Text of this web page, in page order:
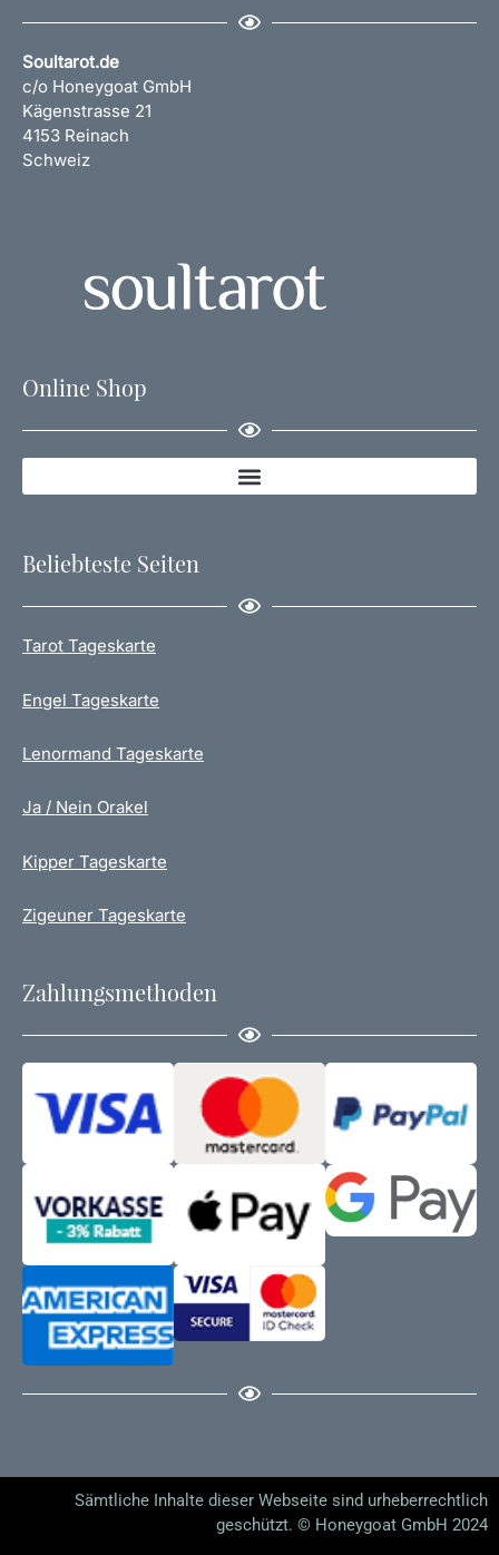
Soultarot.de
c/o Honeygoat GmbH
Kägenstrasse 21
4153 Reinach
Schweiz
Online Shop
Beliebteste Seiten
Tarot Tageskarte
Engel Tageskarte
Lenormand Tageskarte
Ja / Nein Orakel
Kipper Tageskarte
Zigeuner Tageskarte
Zahlungsmethoden
Sämtliche Inhalte dieser Webseite sind urheberrechtlich
geschützt. © Honeygoat GmbH 2024